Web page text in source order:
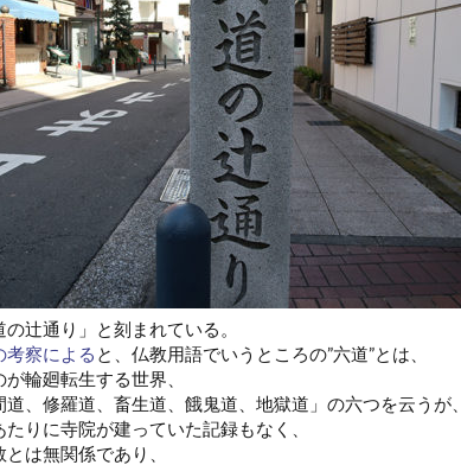
辻通り」と刻まれている。
考察による と、仏教用語でいうところの”六道”とは、
輪廻転生する世界、
道、修羅道、畜生道、餓鬼道、地獄道」の六つを云うが、
りに寺院が建っていた記録もなく、
は無関係であり、